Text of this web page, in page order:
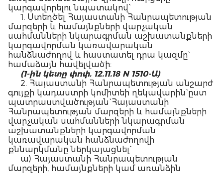
կարգավորելու նպատակով`
1. Ստեղծել Հայաստանի Հանրապետության
մարզերի և համայնքների վարչական
սահմանների նկարագրման աշխատանքների
կարգավորման կառավարական
հանձնաժողով և հաստատել դրա կազմը`
համաձայն հավելվածի:
(1-ին կետը փոփ. 12.11.18 N 1510-Ա)
2. Հայաստանի Հանրապետության անշարժ
գույքի կադաստրի կոմիտեի ղեկավարին` ըստ
պատրաստվածության` Հայաստանի
Հանրապետության մարզերի և համայնքների
վարչական սահմանների նկարագրման
աշխատանքների կարգավորման
կառավարական հանձնաժողովի
քննարկմանը ներկայացնել`
ա) Հայաստանի Հանրապետության
մարզերի, համայնքների կամ առանձին